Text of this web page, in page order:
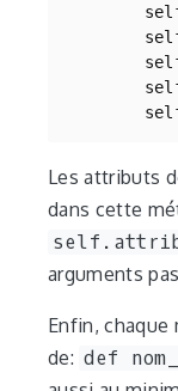
Les attributs
dans cette
arguments
Enfin, chaque
de: def